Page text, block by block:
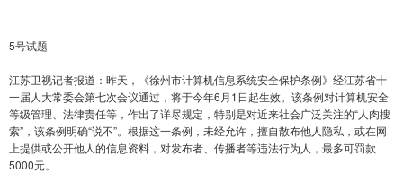
5号试题
江苏卫视记者报道：昨天，《徐州市计算机信息系统安全保护条例》经江苏省十
一届人大常委会第七次会议通过，将于今年6月1日起生效。该条例对计算机安全
等级管理、法律责任等，作出了详尽规定，特别是对近来社会广泛关注的“人肉搜
索”，该条例明确“说不”。根据这一条例，未经允许，擅自散布他人隐私，或在网
上提供或公开他人的信息资料，对发布者、传播者等违法行为人，最多可罚款
5000元。